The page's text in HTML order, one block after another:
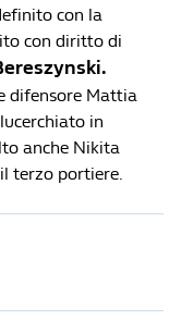
con la
con diritto di
difensore Mattia
in
anche Nikita
terzo portiere.